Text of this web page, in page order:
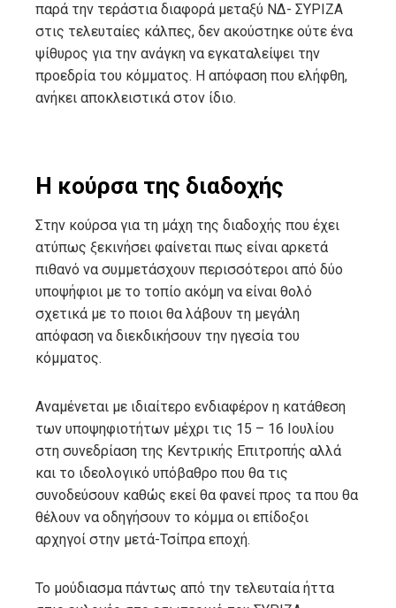
παρά την τεράστια διαφορά μεταξύ ΝΔ- ΣΥΡΙΖΑ
στις τελευταίες κάλπες, δεν ακούστηκε ούτε ένα
ψίθυρος για την ανάγκη να εγκαταλείψει την
προεδρία του κόμματος. Η απόφαση που ελήφθη,
ανήκει αποκλειστικά στον ίδιο.
Η κούρσα της διαδοχής
Στην κούρσα για τη μάχη της διαδοχής που έχει
ατύπως ξεκινήσει φαίνεται πως είναι αρκετά
πιθανό να συμμετάσχουν περισσότεροι από δύο
υποψήφιοι με το τοπίο ακόμη να είναι θολό
σχετικά με το ποιοι θα λάβουν τη μεγάλη
απόφαση να διεκδικήσουν την ηγεσία του
κόμματος.
Αναμένεται με ιδιαίτερο ενδιαφέρον η κατάθεση
των υποψηφιοτήτων μέχρι τις 15 – 16 Ιουλίου
στη συνεδρίαση της Κεντρικής Επιτροπής αλλά
και το ιδεολογικό υπόβαθρο που θα τις
συνοδεύσουν καθώς εκεί θα φανεί προς τα που θα
θέλουν να οδηγήσουν το κόμμα οι επίδοξοι
αρχηγοί στην μετά-Τσίπρα εποχή.
Το μούδιασμα πάντως από την τελευταία ήττα